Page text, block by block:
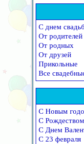
С днем
От родителей
От родных
От друзей
Прикольные
Все
С Новым
С Рождеством
С Днем
С 23 февраля